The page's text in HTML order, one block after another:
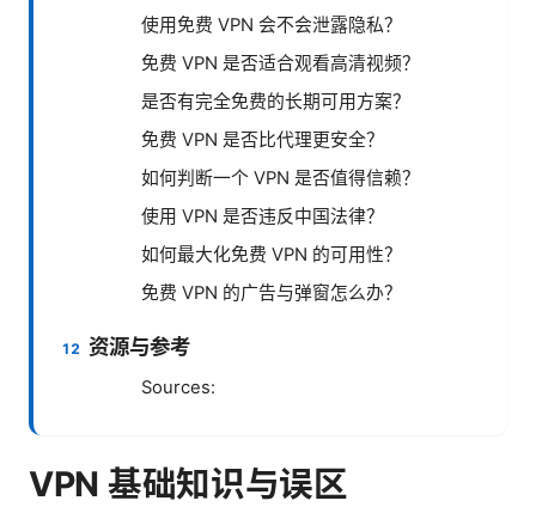
使用免费 VPN 会不会泄露隐私？
免费 VPN 是否适合观看高清视频？
是否有完全免费的长期可用方案？
免费 VPN 是否比代理更安全？
如何判断一个 VPN 是否值得信赖？
使用 VPN 是否违反中国法律？
如何最大化免费 VPN 的可用性？
免费 VPN 的广告与弹窗怎么办？
资源与参考
Sources:
VPN 基础知识与误区